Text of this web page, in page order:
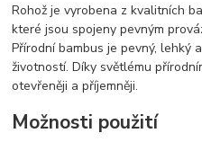
Rohož je vyrobena z kvalitních
které jsou spojeny pevným
Přírodní bambus je pevný, lehký
životností. Díky světlému
otevřeněji a příjemněji.
Možnosti použití